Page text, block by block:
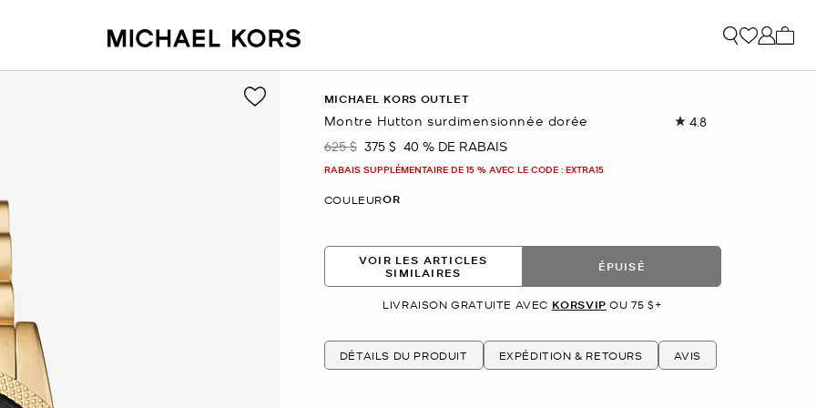
MICHAEL KORS OUTLET
Montre Hutton surdimensionnée dorée 4.8Lire
page.
était
625 $ maintenant
375 $ 40 % DE RABAIS
RABAIS SUPPLÉMENTAIRE DE 15 % AVEC LE CODE : EXTRA15
COULEUROR
VOIR LES ARTICLES
SIMILAIRES
ÉPUISÉ
LIVRAISON GRATUITE AVEC KORSVIP OU 75 $+
DÉTAILS DU PRODUIT EXPÉDITION & RETOURS AVIS